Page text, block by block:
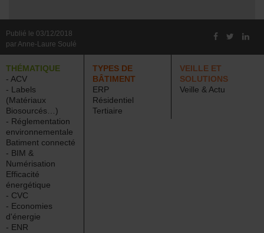
Publié le 03/12/2018
par Anne-Laure Soulé
THÉMATIQUE
- ACV
- Labels
(Matériaux
Biosourcés…)
- Réglementation
environnementale
Batiment connecté
- BIM &
Numérisation
Efficacité
énergétique
- CVC
- Economies
d'énergie
- ENR
TYPES DE
BÂTIMENT
ERP
Résidentiel
Tertiaire
VEILLE ET
SOLUTIONS
Veille & Actu